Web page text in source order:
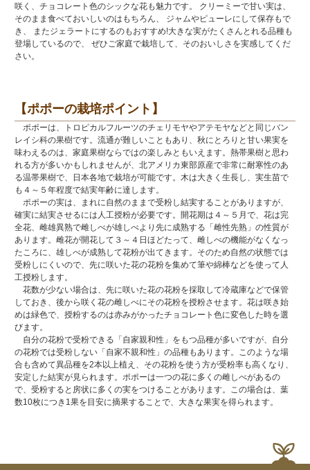
咲く、チョコレート色のシックな花も魅力です。 クリーミーで甘い実は、
そのまま食べておいしいのはもちろん、 ジャムやピューレにして保存もで
き、 またジェラートにするのもおすすめ!大きな実がたくさんとれる品種も
登場しているので、 ぜひご家庭で栽培して、そのおいしさを実感してくだ
さい。
【ポポーの栽培ポイント】
ポポーは、トロピカルフルーツのチェリモヤやアテモヤなどと同じバン
レイシ科の果樹です。流通が難しいこともあり、秋にとろりと甘い果実を
味わえるのは、家庭果樹ならではの楽しみともいえます。熱帯果樹と思わ
れる方が多いかもしれませんが、北アメリカ東部原産で非常に耐寒性のあ
る温帯果樹で、日本各地で栽培が可能です。木は大きく生長し、実生苗で
も４～５年程度で結実年齢に達します。
ポポーの実は、まれに自然のままで受粉し結実することがありますが、
確実に結実させるには人工授粉が必要です。開花期は４～５月で、花は完
全花、雌雄異熟で雌しべが雄しべより先に成熟する「雌性先熟」の性質が
あります。雌花が開花して３～４日ほどたって、雌しべの機能がなくなっ
たころに、雄しべが成熟して花粉が出てきます。そのため自然の状態では
受粉しにくいので、先に咲いた花の花粉を集めて筆や綿棒などを使って人
工授粉します。
花数が少ない場合は、先に咲いた花の花粉を採取して冷蔵庫などで保管
しておき、後から咲く花の雌しべにその花粉を授粉させます。花は咲き始
めは緑色で、授粉するのは赤みがかったチョコレート色に変色した時を選
びます。
自分の花粉で受粉できる「自家親和性」をもつ品種が多いですが、自分
の花粉では受粉しない「自家不親和性」の品種もあります。このような場
合も含めて異品種を2本以上植え、その花粉を使う方が受粉率も高くなり、
安定した結実が見られます。ポポーは一つの花に多くの雌しべがあるの
で、受粉すると房状に多くの実をつけることがあります。この場合は、葉
数10枚につき1果を目安に摘果することで、大きな果実を得られます。